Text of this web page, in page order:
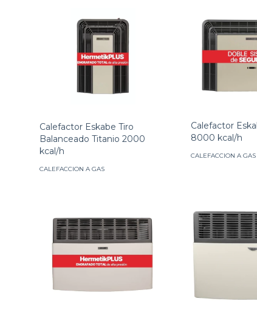
Calefactor Eskabe Tiro
Balanceado Titanio 2000
kcal/h
CALEFACCION A GAS
Calefactor
8000 kcal/h
CALEFACCION A GAS